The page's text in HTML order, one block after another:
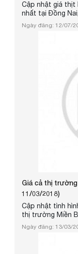
Cập nhật giá thịt
nhất tại Đồng
Đông Nam Bộ.
Ngày đăng: 12/07/
Giá cả thị trường
11/03/2018)
Cập nhật tình
thị trường Miền
Heo hơi vẫn duy
chưa tăng trở lại
Ngày đăng: 13/03/